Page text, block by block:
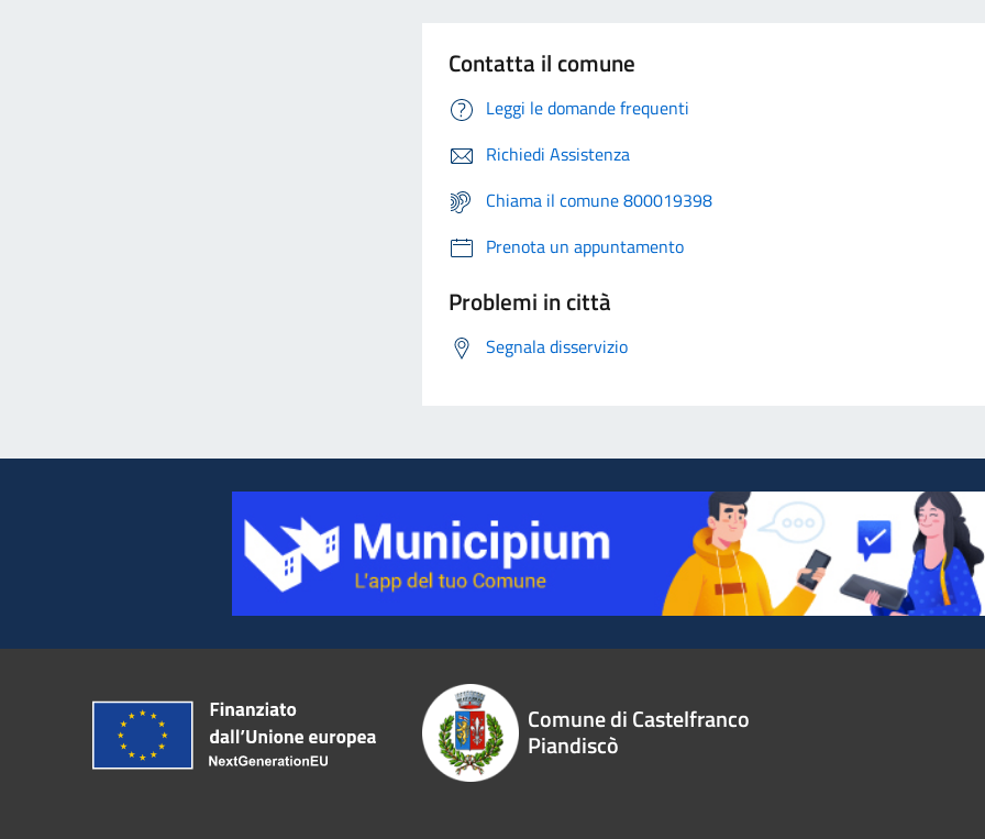
Contatta il comune
Leggi le domande frequenti
Richiedi Assistenza
Chiama il comune 800019398
Prenota un appuntamento
Problemi in città
Segnala disservizio
Comune di Castelfranco
Piandiscò